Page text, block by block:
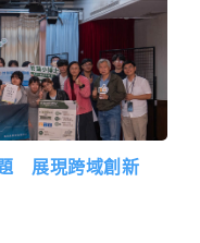
展現跨域創新